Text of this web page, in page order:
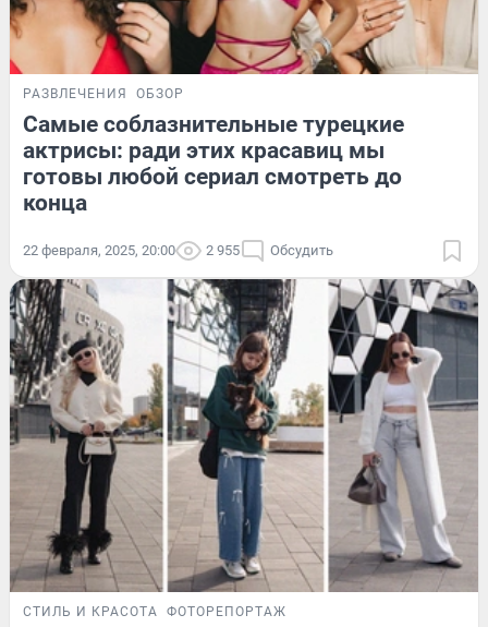
РАЗВЛЕЧЕНИЯ ОБЗОР
Самые соблазнительные турецкие
актрисы: ради этих красавиц мы
готовы любой сериал смотреть до
конца
22 февраля, 2025, 20:00 2 955 Обсудить
СТИЛЬ И КРАСОТА ФОТОРЕПОРТАЖ